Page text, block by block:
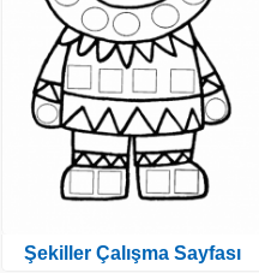
Şekiller Çalışma Sayfası